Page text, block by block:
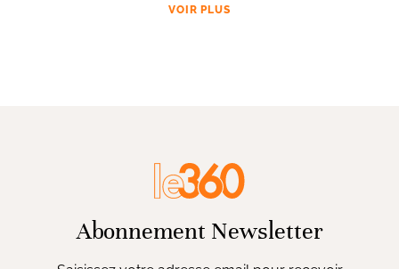
VOIR PLUS
Abonnement Newsletter